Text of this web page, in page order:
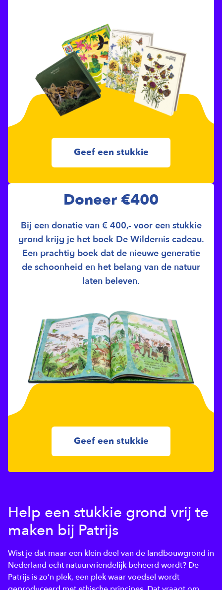
Geef een stukkie
Doneer €400
Bij een donatie van € 400,- voor een stukkie
grond krijg je het boek De Wildernis cadeau.
Een prachtig boek dat de nieuwe generatie
de schoonheid en het belang van de natuur
laten beleven.
Geef een stukkie
Help een stukkie grond vrij te
maken bij Patrijs
Wist je dat maar een klein deel van de landbouwgrond in
Nederland echt natuurvriendelijk beheerd wordt? De
Patrijs is zo’n plek, een plek waar voedsel wordt